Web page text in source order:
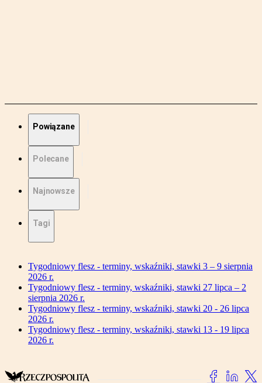
Powiązane
Polecane
Najnowsze
Tagi
Tygodniowy flesz - terminy, wskaźniki, stawki 3 – 9 sierpnia
2026 r.
Tygodniowy flesz - terminy, wskaźniki, stawki 27 lipca – 2
sierpnia 2026 r.
Tygodniowy flesz - terminy, wskaźniki, stawki 20 - 26 lipca
2026 r.
Tygodniowy flesz - terminy, wskaźniki, stawki 13 - 19 lipca
2026 r.